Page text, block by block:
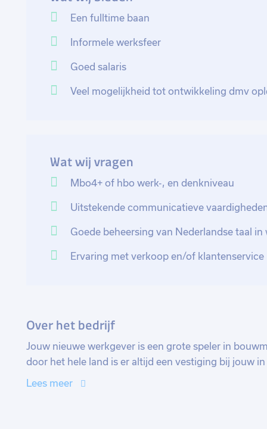
Hierbij wat taken benoemd: Je bent het eerste
specifieke behoeften en verzoeken, je neemt orders
(telefoon, e-mail, online), verwerkt deze
klanten. Je verricht diverse administratieve taken,
klanttevredenheid te waarborgen en de
Een fulltime baan
Informele werksfeer
Goed salaris
Veel mogelijkheid tot ontwikkeling dmv
Wat wij vragen
Mbo4+ of hbo werk-, en denkniveau
Uitstekende communicatieve
Goede beheersing van Nederlandse taal
Ervaring met verkoop en/of klantenservice
Over het bedrijf
Jouw nieuwe werkgever is een grote speler in
door het hele land is er altijd een vestiging bij jouw
klein en hecht team van medewerkers, dat zich
Lees meer